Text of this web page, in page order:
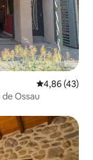
4,86 de uma
4,86 (43)
Ossau